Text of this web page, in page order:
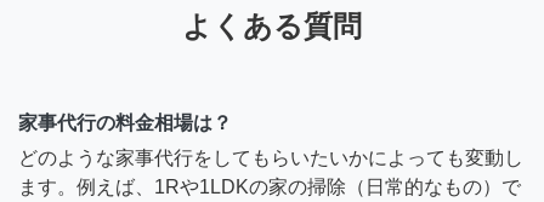
よくある質問
家事代行の料金相場は？
どのような家事代行をしてもらいたいかによっても変動し
ます。例えば、1Rや1LDKの家の掃除（日常的なもの）で